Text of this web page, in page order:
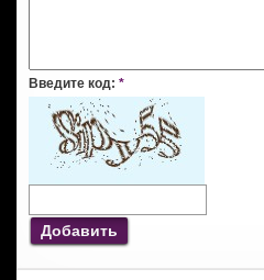
Введите код: *
Добавить